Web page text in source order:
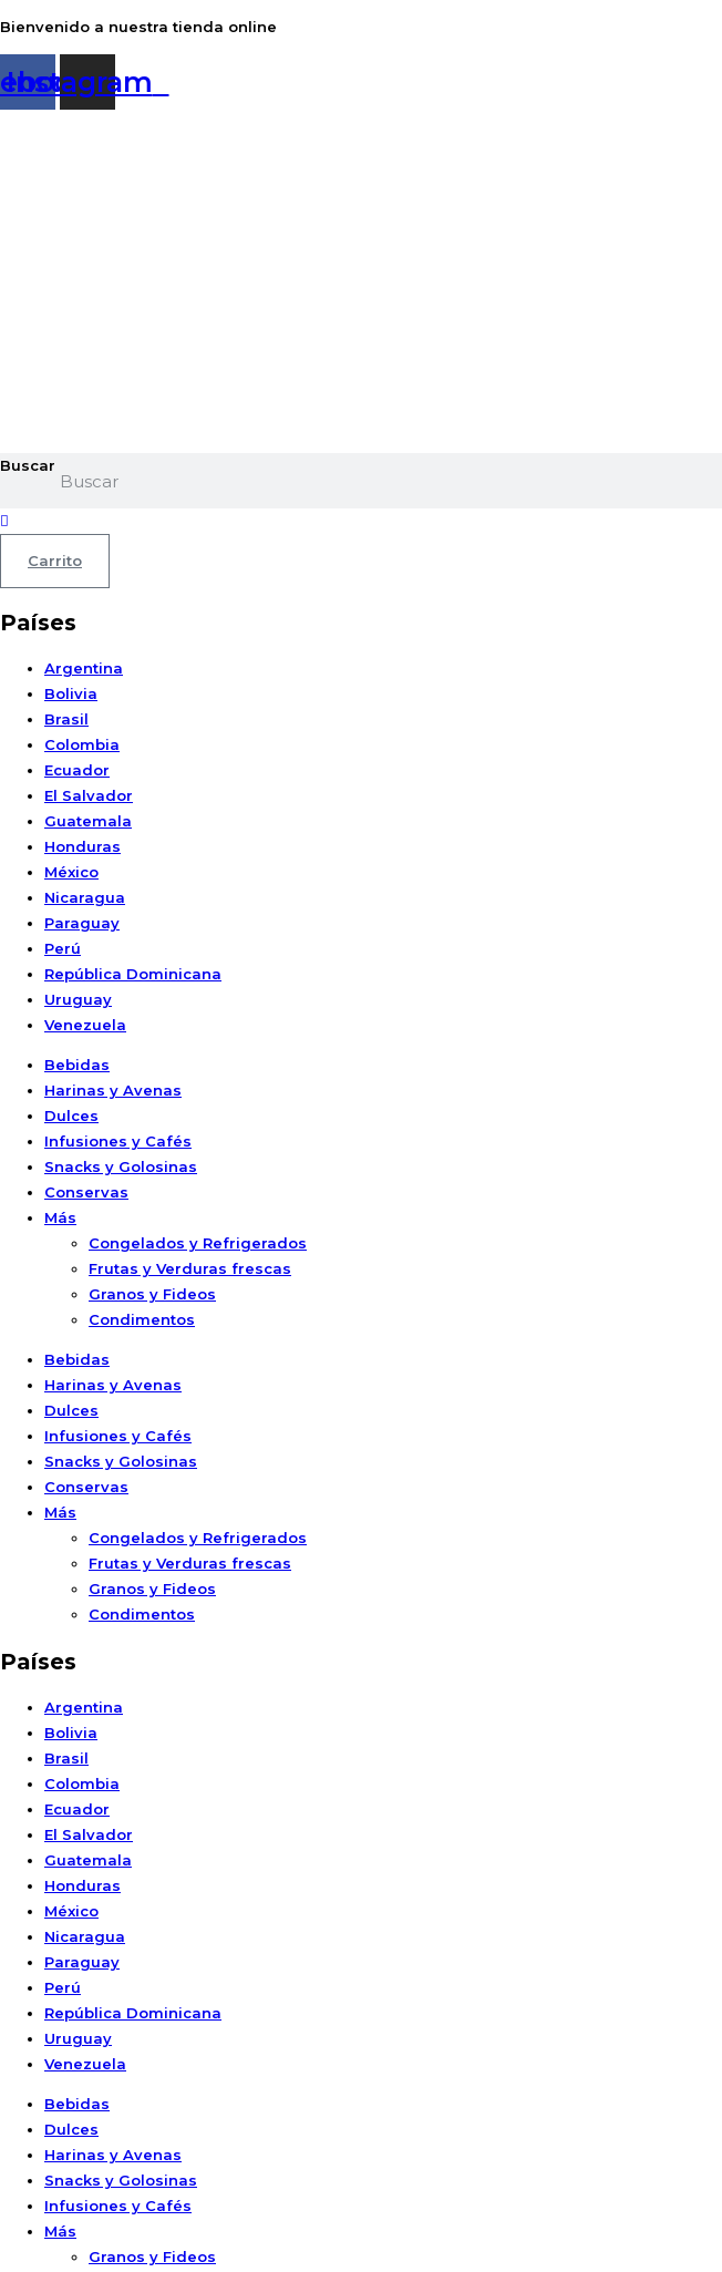
Ir
al
contenido
Bienvenido a nuestra tienda online
Instagram
Buscar
Carrito
Países
Argentina
Bolivia
Brasil
Colombia
Ecuador
El Salvador
Guatemala
Honduras
México
Nicaragua
Paraguay
Perú
República Dominicana
Uruguay
Venezuela
Bebidas
Harinas y Avenas
Dulces
Infusiones y Cafés
Snacks y Golosinas
Conservas
Más
Congelados y Refrigerados
Frutas y Verduras frescas
Granos y Fideos
Condimentos
Bebidas
Harinas y Avenas
Dulces
Infusiones y Cafés
Snacks y Golosinas
Conservas
Más
Congelados y Refrigerados
Frutas y Verduras frescas
Granos y Fideos
Condimentos
Países
Argentina
Bolivia
Brasil
Colombia
Ecuador
El Salvador
Guatemala
Honduras
México
Nicaragua
Paraguay
Perú
República Dominicana
Uruguay
Venezuela
Bebidas
Dulces
Harinas y Avenas
Snacks y Golosinas
Infusiones y Cafés
Más
Granos y Fideos